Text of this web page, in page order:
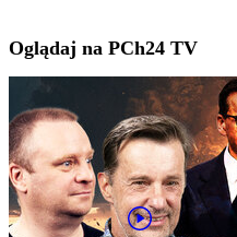
Oglądaj na PCh24 TV